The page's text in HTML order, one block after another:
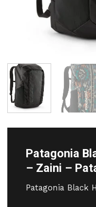
Patagonia
– Zaini –
Patagonia Black